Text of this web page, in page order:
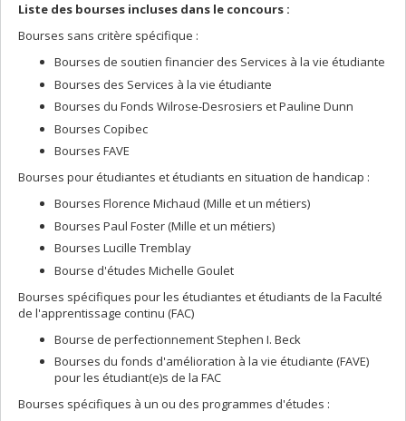
Liste des bourses incluses dans le concours :
Bourses sans critère spécifique :
Bourses de soutien financier des Services à la vie étudiante
Bourses des Services à la vie étudiante
Bourses du Fonds Wilrose-Desrosiers et Pauline Dunn
Bourses Copibec
Bourses FAVE
Bourses pour étudiantes et étudiants en situation de handicap :
Bourses Florence Michaud (Mille et un métiers)
Bourses Paul Foster (Mille et un métiers)
Bourses Lucille Tremblay
Bourse d'études Michelle Goulet
Bourses spécifiques pour les étudiantes et étudiants de la Faculté
de l'apprentissage continu (FAC)
Bourse de perfectionnement Stephen I. Beck
Bourses du fonds d'amélioration à la vie étudiante (FAVE)
pour les étudiant(e)s de la FAC
Bourses spécifiques à un ou des programmes d'études :